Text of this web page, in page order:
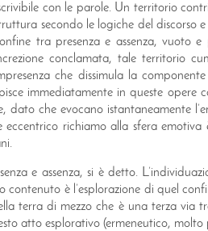
con le parole. Un territorio
secondo le logiche del discorso
tra presenza e assenza, vuoto
conclamata, tale territorio
che dissimula la
immediatamente in queste
dato che evocano istantaneamente
eccentrico richiamo alla sfera
e assenza, si è detto.
contenuto è l’esplorazione di quel
terra di mezzo che è una terza via
atto esplorativo (ermeneutico, molto